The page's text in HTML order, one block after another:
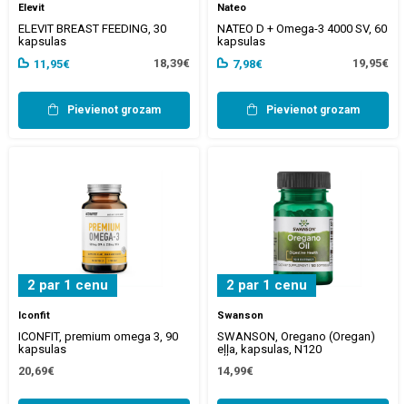
Elevit
ELEVIT BREAST FEEDING, 30
kapsulas
11,95€
18,39€
Pievienot grozam
Nateo
NATEO D + Omega-3 4000 SV, 60
kapsulas
7,98€
19,95€
Pievienot grozam
2 par 1 cenu
Iconfit
ICONFIT, premium omega 3, 90
kapsulas
20,69€
2 par 1 cenu
Swanson
SWANSON, Oregano (Oregan)
eļļa, kapsulas, N120
14,99€